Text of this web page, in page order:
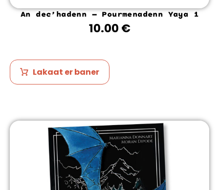
An dec’hadenn – Pourmenadenn Yaya 1
10.00 €
Lakaat er baner